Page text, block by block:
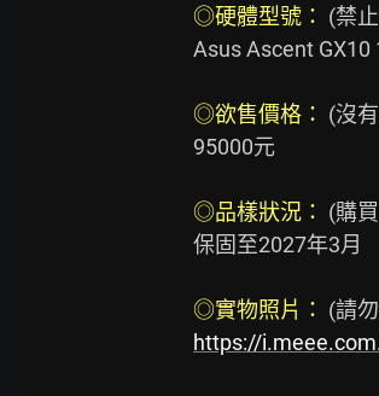
◎硬體型號： (禁
Asus Ascent GX10
◎欲售價格： (沒
95000元
◎品樣狀況： (購
保固至2027年3月
◎實物照片：
https://